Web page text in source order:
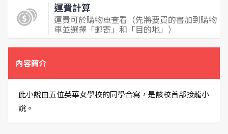
運費計算
運費可於購物車查看（先將要買的書加到購物
車並選擇「郵寄」和「目的地」）
內容簡介
此小說由五位英華女學校的同學合寫，是該校首部接龍小
說。